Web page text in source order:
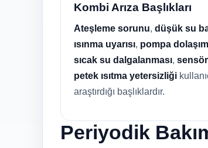
Kombi Arıza Başlıkları
Ateşleme sorunu, düşük su
ısınma uyarısı, pompa
sıcak su dalgalanması, sensör
petek ısıtma yetersizliği
araştırdığı başlıklardır.
Periyodik